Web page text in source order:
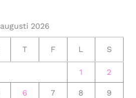
augusti 2026
T F L S
1 2
6 7 8 9